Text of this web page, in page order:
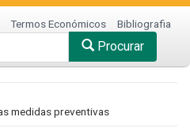
Termos Económicos Bibliografia
Procurar
medidas preventivas